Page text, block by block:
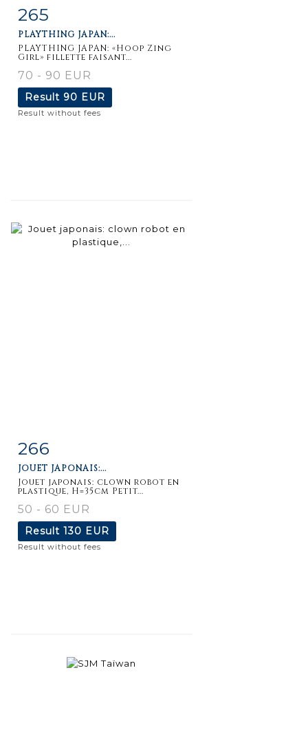
Item detail
265
PLAYTHING JAPAN:...
PLAYTHING JAPAN: «Hoop Zing
Girl» fillette faisant...
70 - 90 EUR
Result 90 EUR
Result without fees
Item detail
266
JOUET JAPONAIS:...
Jouet japonais: clown robot en
plastique, H=35cm Petit...
50 - 60 EUR
Result 130 EUR
Result without fees